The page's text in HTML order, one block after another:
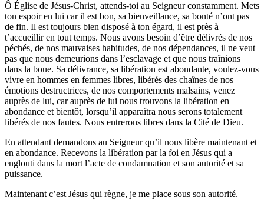
Ô Église de Jésus-Christ, attends-toi au Seigneur constamment. Mets
ton espoir en lui car il est bon, sa bienveillance, sa bonté n’ont pas
de fin. Il est toujours bien disposé à ton égard, il est près à
t’accueillir en tout temps. Nous avons besoin d’être délivrés de nos
péchés, de nos mauvaises habitudes, de nos dépendances, il ne veut
pas que nous demeurions dans l’esclavage et que nous traînions
dans la boue. Sa délivrance, sa libération est abondante, voulez-vous
vivre en hommes en femmes libres, libérés des chaînes de nos
émotions destructrices, de nos comportements malsains, venez
auprès de lui, car auprès de lui nous trouvons la libération en
abondance et bientôt, lorsqu’il apparaîtra nous serons totalement
libérés de nos fautes. Nous entrerons libres dans la Cité de Dieu.
En attendant demandons au Seigneur qu’il nous libère maintenant et
en abondance. Recevons la libération par la foi en Jésus qui a
englouti dans la mort l’acte de condamnation et son autorité et sa
puissance.
Maintenant c’est Jésus qui règne, je me place sous son autorité.